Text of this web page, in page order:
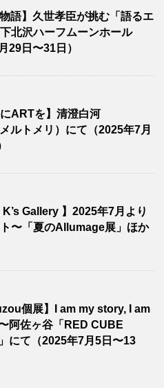
物語】久世孝臣が挑む「語るエ
北沢ハーフムーンホール
29日〜31日）
にARTを】清澄白河
ルトメリ）にて（2025年7月
K’s Gallery 】2025年7月より
〜「夏のAllumage展」ほか
個展】I am my story, I am
阿佐ヶ谷「RED CUBE
にて（2025年7月5日〜13